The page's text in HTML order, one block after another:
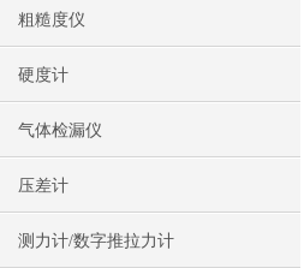
粗糙度仪
硬度计
气体检漏仪
压差计
测力计/数字推拉力计